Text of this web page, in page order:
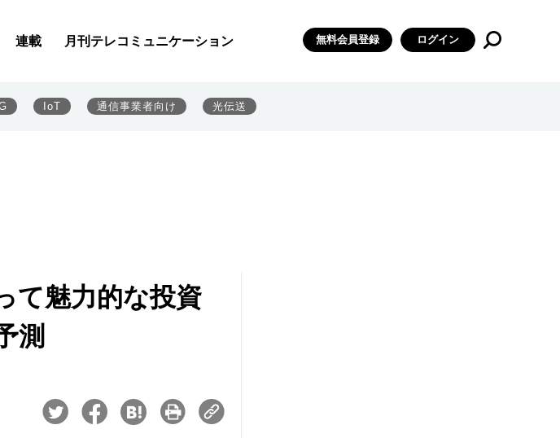
連載 月刊テレコミュニケーション 無料会員登録 ログイン
IoT 通信事業者向け 光伝送
て魅力的な投資
測